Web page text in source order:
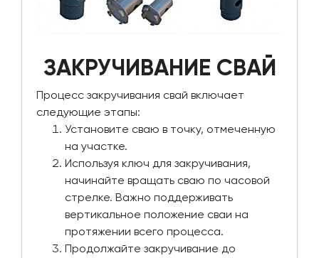
ЗАКРУЧИВАНИЕ СВАЙ
Процесс закручивания свай включает
следующие этапы:
Установите сваю в точку, отмеченную
на участке.
Используя ключ для закручивания,
начинайте вращать сваю по часовой
стрелке. Важно поддерживать
вертикальное положение сваи на
протяжении всего процесса.
Продолжайте закручивание до